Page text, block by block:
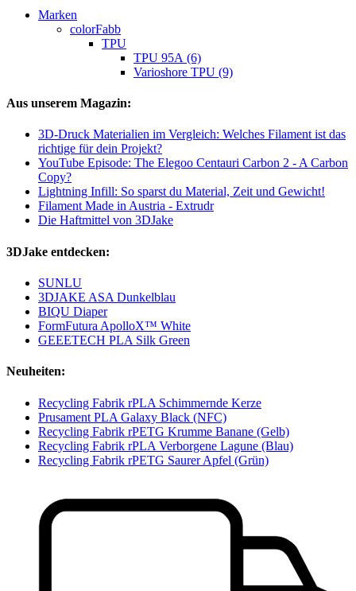
Marken
colorFabb
TPU
TPU 95A (6)
Varioshore TPU (9)
Aus unserem Magazin:
3D-Druck Materialien im Vergleich: Welches Filament ist das
richtige für dein Projekt?
YouTube Episode: The Elegoo Centauri Carbon 2 - A Carbon
Copy?
Lightning Infill: So sparst du Material, Zeit und Gewicht!
Filament Made in Austria - Extrudr
Die Haftmittel von 3DJake
3DJake entdecken:
SUNLU
3DJAKE ASA Dunkelblau
BIQU Diaper
FormFutura ApolloX™ White
GEEETECH PLA Silk Green
Neuheiten:
Recycling Fabrik rPLA Schimmernde Kerze
Prusament PLA Galaxy Black (NFC)
Recycling Fabrik rPETG Krumme Banane (Gelb)
Recycling Fabrik rPLA Verborgene Lagune (Blau)
Recycling Fabrik rPETG Saurer Apfel (Grün)